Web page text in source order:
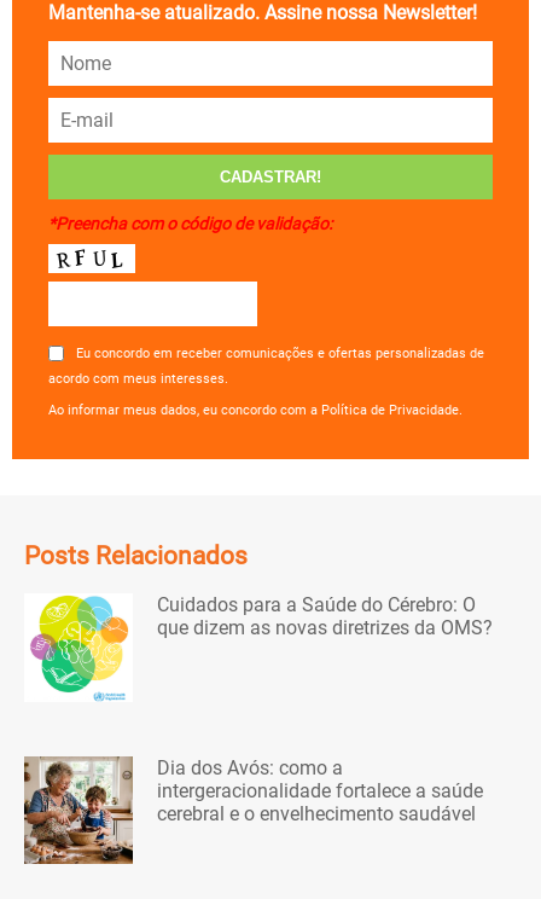
Mantenha-se atualizado. Assine nossa Newsletter!
*Preencha com o código de validação:
Eu concordo em receber comunicações e ofertas personalizadas de
acordo com meus interesses.
Ao informar meus dados, eu concordo com a Política de Privacidade.
Posts Relacionados
Cuidados para a Saúde do Cérebro: O
que dizem as novas diretrizes da OMS?
Dia dos Avós: como a
intergeracionalidade fortalece a saúde
cerebral e o envelhecimento saudável